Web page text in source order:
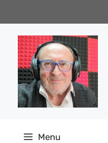
al
contenuto
Menu